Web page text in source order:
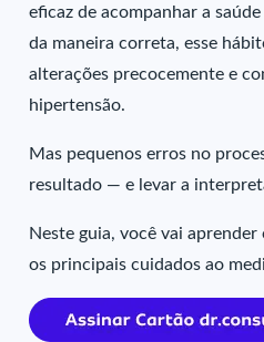
eficaz de acompanhar a
da maneira correta, esse
alterações precocemente e
hipertensão.
Mas pequenos erros no
resultado — e levar a
Neste guia, você vai
os principais cuidados ao